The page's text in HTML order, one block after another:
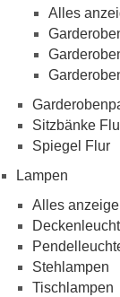
Alles
Sitzbänke
Spiegel Flur
Lampen
Alles
Stehlampen
Tischlampen